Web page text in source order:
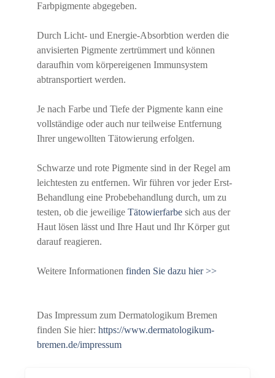
Farbpigmente abgegeben.
Durch Licht- und Energie-Absorbtion werden die
anvisierten Pigmente zertrümmert und können
daraufhin vom körpereigenen Immunsystem
abtransportiert werden.
Je nach Farbe und Tiefe der Pigmente kann eine
vollständige oder auch nur teilweise Entfernung
Ihrer ungewollten Tätowierung erfolgen.
Schwarze und rote Pigmente sind in der Regel am
leichtesten zu entfernen. Wir führen vor jeder Erst-
Behandlung eine Probebehandlung durch, um zu
testen, ob die jeweilige Tätowierfarbe sich aus der
Haut lösen lässt und Ihre Haut und Ihr Körper gut
darauf reagieren.
Weitere Informationen finden Sie dazu hier >>
Das Impressum zum Dermatologikum Bremen
finden Sie hier: https://www.dermatologikum-
bremen.de/impressum